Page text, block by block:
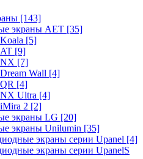
[143]
экраны AET [35]
[5]
[9]
[7]
Wall [4]
[4]
Ultra [4]
2 [2]
экраны LG [20]
экраны Unilumin [35]
экраны серии Upanel [4]
экраны серии UpanelS